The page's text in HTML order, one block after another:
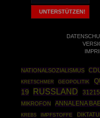
UNTERSTÜTZEN!
NATIONALSOZIALISMUS
KRETSCHMER GEOPOLITIK
19
RUSSLAND
MIKROFON
ANNALENA
KREBS IMPFSTOFFE